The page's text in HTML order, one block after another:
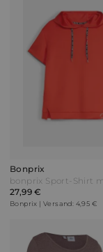
Bonprix
27,99 €
Bonprix | Versand: 4,95 €